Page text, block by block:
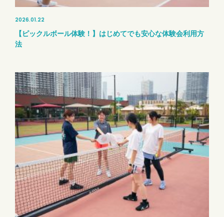
2026.01.22
【ピックルボール体験！】はじめてでも安心な体験会利用方
法